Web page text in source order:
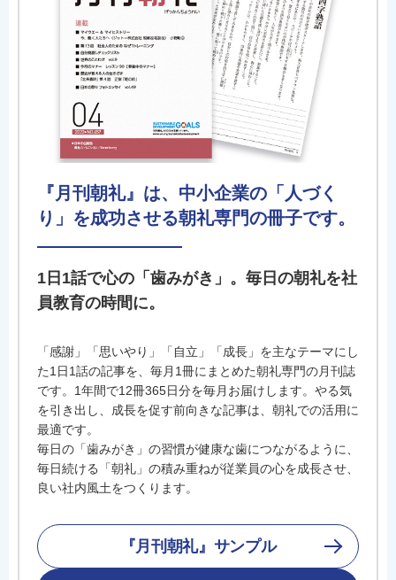
『月刊朝礼』は、中小企業の「人づく
り」を成功させる朝礼専門の冊子です。
1日1話で心の「歯みがき」。毎日の朝礼を社
員教育の時間に。
「感謝」「思いやり」「自立」「成長」を主なテーマにし
た1日1話の記事を、毎月1冊にまとめた朝礼専門の月刊誌
です。1年間で12冊365日分を毎月お届けします。やる気
を引き出し、成長を促す前向きな記事は、朝礼での活用に
最適です。
毎日の「歯みがき」の習慣が健康な歯につながるように、
毎日続ける「朝礼」の積み重ねが従業員の心を成長させ、
良い社内風土をつくります。
『月刊朝礼』サンプル